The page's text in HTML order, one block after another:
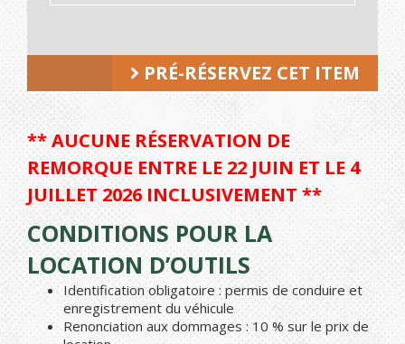
PRÉ-RÉSERVEZ CET ITEM
** AUCUNE RÉSERVATION DE
REMORQUE ENTRE LE 22 JUIN ET LE 4
JUILLET 2026 INCLUSIVEMENT **
CONDITIONS POUR LA
LOCATION D’OUTILS
Identification obligatoire : permis de conduire et
enregistrement du véhicule
Renonciation aux dommages : 10 % sur le prix de